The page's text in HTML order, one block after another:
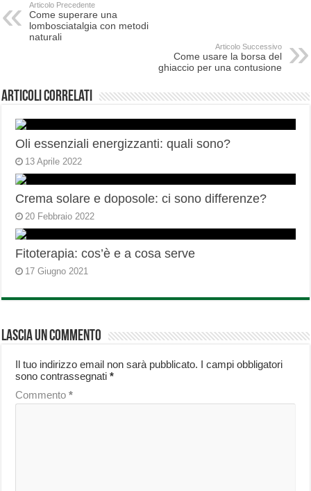
Articolo Precedente
Come superare una
lombosciatalgia con metodi
naturali
Articolo Successivo
Come usare la borsa del
ghiaccio per una contusione
Articoli correlati
Oli essenziali energizzanti: quali sono?
13 Aprile 2022
Crema solare e doposole: ci sono differenze?
20 Febbraio 2022
Fitoterapia: cos’è e a cosa serve
17 Giugno 2021
Lascia un commento
Il tuo indirizzo email non sarà pubblicato. I campi obbligatori
sono contrassegnati*
Commento*